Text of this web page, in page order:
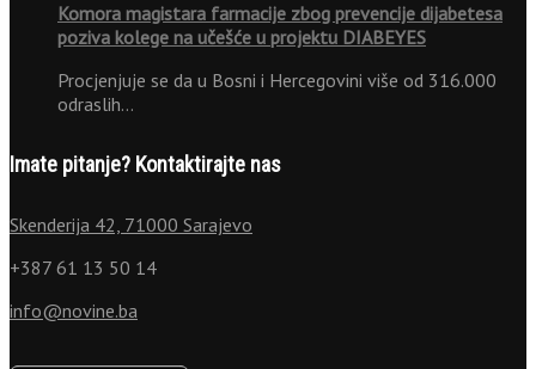
Komora magistara farmacije zbog prevencije dijabetesa
poziva kolege na učešće u projektu DIABEYES
Procjenjuje se da u Bosni i Hercegovini više od 316.000
odraslih…
Imate pitanje? Kontaktirajte nas
Skenderija 42, 71000 Sarajevo
+387 61 13 50 14
info@novine.ba